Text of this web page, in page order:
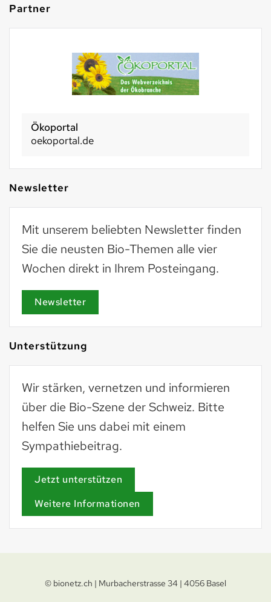
Partner
Ökoportal
oekoportal.de
Newsletter
Mit unserem beliebten Newsletter finden
Sie die neusten Bio-Themen alle vier
Wochen direkt in Ihrem Posteingang.
Newsletter
Unterstützung
Wir stärken, vernetzen und informieren
über die Bio-Szene der Schweiz. Bitte
helfen Sie uns dabei mit einem
Sympathiebeitrag.
Jetzt unterstützen
Weitere Informationen
© bionetz.ch | Murbacherstrasse 34 | 4056 Basel